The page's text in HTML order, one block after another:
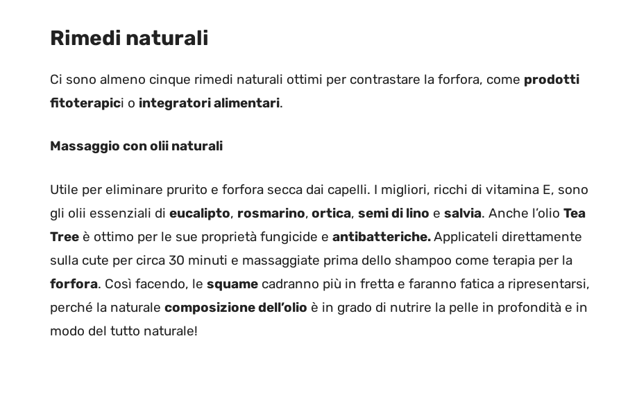
Rimedi naturali
Ci sono almeno cinque rimedi naturali ottimi per contrastare la forfora, come prodotti
fitoterapici o integratori alimentari.
Massaggio con olii naturali
Utile per eliminare prurito e forfora secca dai capelli. I migliori, ricchi di vitamina E, sono
gli olii essenziali di eucalipto, rosmarino, ortica, semi di lino e salvia. Anche l’olio Tea
Tree è ottimo per le sue proprietà fungicide e antibatteriche.Applicateli direttamente
sulla cute per circa 30 minuti e massaggiate prima dello shampoo come terapia per la
forfora. Così facendo, le squame cadranno più in fretta e faranno fatica a ripresentarsi,
perché la naturale composizione dell’olio è in grado di nutrire la pelle in profondità e in
modo del tutto naturale!